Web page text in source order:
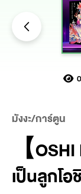
0
มังงะ/การ์ตูน
【
เป็นลูกโ